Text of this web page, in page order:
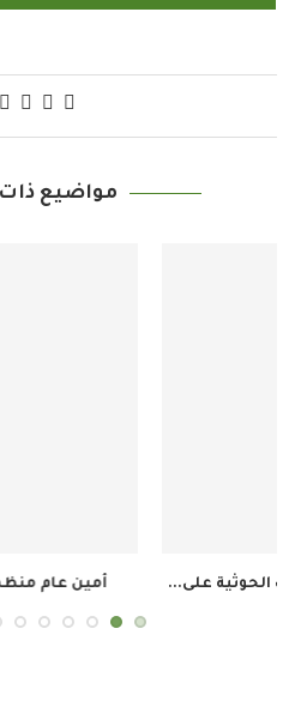
مواضيع
أمين عام منظمة التعاون